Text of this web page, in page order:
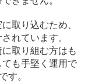
取り込むため、
れています。
取り組む方はも
も手堅く運用で
す。